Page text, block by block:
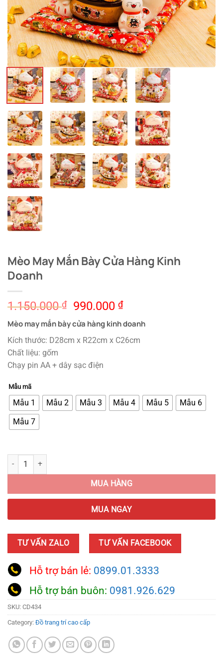
Mèo May Mắn Bày Cửa Hàng Kinh
Doanh
1.150.000₫
Original
price
was:
1.150.000 ₫.
990.000₫Current
price
is:
990.000 ₫.
Mèo may mắn bày cửa hàng kinh doanh
Kích thước: D28cm x R22cm x C26cm
Chất liệu: gốm
Chạy pin AA + dây sạc điện
Mẫu mã
Mẫu 1 Mẫu 2 Mẫu 3 Mẫu 4 Mẫu 5
Mẫu 6
Mẫu 7
Mèo May Mắn Bày Cửa Hàng Kinh Doanh quantity
MUA HÀNG
MUA NGAY
TƯ VẤN ZALO TƯ VẤN FACEBOOK
Hỗ trợ bán lẻ: 0899.01.3333
Hỗ trợ bán buôn: 0981.926.629
SKU: CD434
Category: Đồ trang trí cao cấp